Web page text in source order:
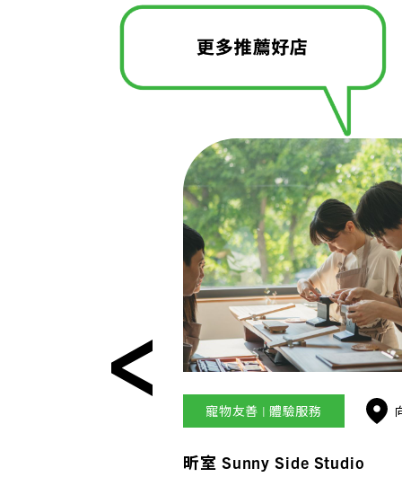
寵物友善 | 體驗服務
昕室 Sunny Side Studio